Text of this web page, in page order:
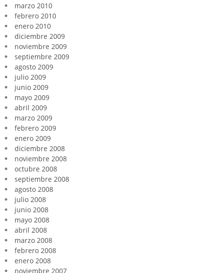
marzo 2010
febrero 2010
enero 2010
diciembre 2009
noviembre 2009
septiembre 2009
agosto 2009
julio 2009
junio 2009
mayo 2009
abril 2009
marzo 2009
febrero 2009
enero 2009
diciembre 2008
noviembre 2008
octubre 2008
septiembre 2008
agosto 2008
julio 2008
junio 2008
mayo 2008
abril 2008
marzo 2008
febrero 2008
enero 2008
noviembre 2007